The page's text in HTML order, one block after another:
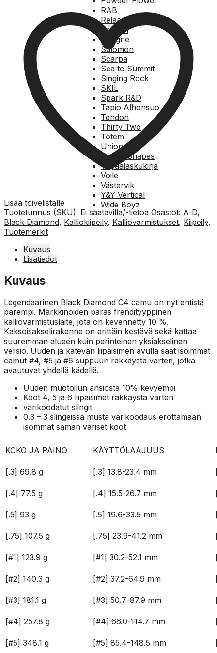
RAB
Relaa.com
Reusch
Rungne
Salomon
Scarpa
Sea to Summit
Singing Rock
SKIL
Spark R&D
Tapio Alhonsuo
Tendon
Thirty Two
Totem
Union
United Shapes
Vapaalaskukirja
Voile
Västervik
Y&Y Vertical
Wide Boyz
Lisää toivelistalle
Tuotetunnus (SKU): Ei saatavilla/-tietoa Osastot: A-D,
Black Diamond, Kalliokiipeily, Kalliovarmistukset, Kiipeily,
Tuotemerkit
Kuvaus
Lisätiedot
Kuvaus
Legendaarinen Black Diamond C4 camu on nyt entistä
parempi. Markkinoiden paras frendityyppinen
kalliovarmistuslaite, jota on kevennetty 10 %.
Kaksoisakselirakenne on erittäin kestävä sekä kattaa
suuremman alueen kuin perinteinen yksiakselinen
versio. Uuden ja kätevän liipaisimen avulla saat isoimmat
camut #4, #5 ja #6 suppuun räkkäystä varten, jotka
avautuvat yhdellä kädellä.
Uuden muotoilun ansiosta 10% kevyempi
Koot 4, 5 ja 6 liipaisimet räkkäystä varten
värikoodatut slingit
0.3 – 3 slingeissä musta värikoodaus erottamaan
isommat saman väriset koot
KOKO JA PAINO KÄYTTÖLAAJUUS
[.3] 69.8 g [.3] 13.8-23.4 mm
[.4] 77.5 g [.4] 15.5-26.7 mm
[.5] 93 g [.5] 19.6-33.5 mm
[.75] 107.5 g [.75] 23.9-41.2 mm
[#1] 123.9 g [#1] 30.2-52.1 mm
[#2] 140.3 g [#2] 37.2-64.9 mm
[#3] 181.1 g [#3] 50.7-87.9 mm
[#4] 257.8 g [#4] 66.0-114.7 mm
[#5] 348.1 g [#5] 85.4-148.5 mm